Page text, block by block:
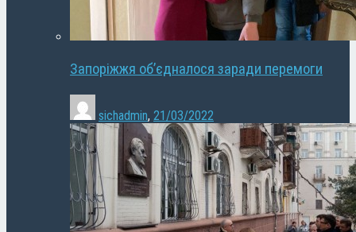
Запоріжжя об’єдналося заради перемоги
sichadmin, 21/03/2022